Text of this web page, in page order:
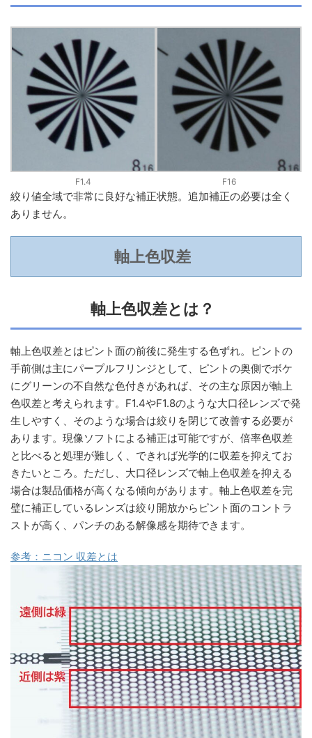
F1.4 F16
絞り値全域で非常に良好な補正状態。追加補正の必要は全く
ありません。
軸上色収差
軸上色収差とは？
軸上色収差とはピント面の前後に発生する色ずれ。ピントの
手前側は主にパープルフリンジとして、ピントの奥側でボケ
にグリーンの不自然な色付きがあれば、その主な原因が軸上
色収差と考えられます。F1.4やF1.8のような大口径レンズで発
生しやすく、そのような場合は絞りを閉じて改善する必要が
あります。現像ソフトによる補正は可能ですが、倍率色収差
と比べると処理が難しく、できれば光学的に収差を抑えてお
きたいところ。ただし、大口径レンズで軸上色収差を抑える
場合は製品価格が高くなる傾向があります。軸上色収差を完
璧に補正しているレンズは絞り開放からピント面のコントラ
ストが高く、パンチのある解像感を期待できます。
参考：ニコン 収差とは